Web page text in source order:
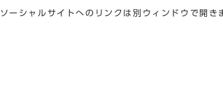
ソーシャルサイトへのリンクは別ウィンドウで開き